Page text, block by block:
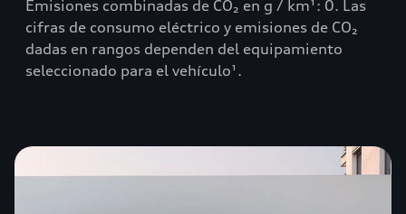
Emisiones combinadas de CO₂ en g / km¹: 0. Las
cifras de consumo eléctrico y emisiones de CO₂
dadas en rangos dependen del equipamiento
seleccionado para el vehículo¹.